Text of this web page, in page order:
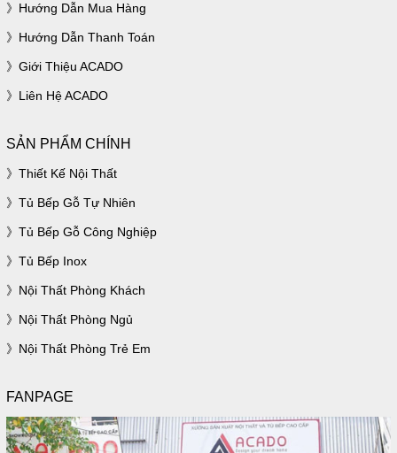
Hướng Dẫn Mua Hàng
Hướng Dẫn Thanh Toán
Giới Thiệu ACADO
Liên Hệ ACADO
SẢN PHẨM CHÍNH
Thiết Kế Nội Thất
Tủ Bếp Gỗ Tự Nhiên
Tủ Bếp Gỗ Công Nghiệp
Tủ Bếp Inox
Nội Thất Phòng Khách
Nội Thất Phòng Ngủ
Nội Thất Phòng Trẻ Em
FANPAGE